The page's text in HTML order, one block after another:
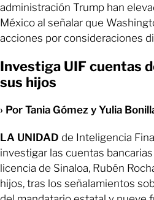
administración Trump han
México al señalar que
acciones por consideraciones
Investiga UIF cuentas
sus hijos
› Por Tania Gómez y Yulia
LA UNIDAD de Inteligencia
investigar las cuentas
licencia de Sinaloa, Rubén
hijos, tras los señalamientos